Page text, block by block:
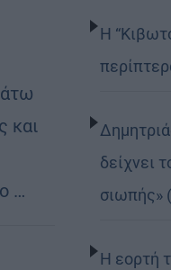
και
…
Η
δείχνει
σιωπής»
Η εορτή